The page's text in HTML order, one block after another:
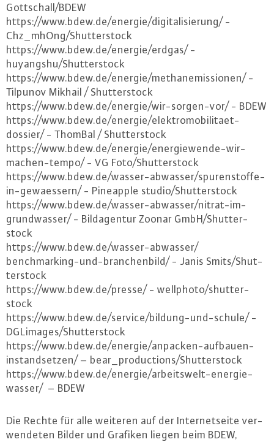
Gott­schall/BDEW
https://​www.​bdew.​de/​energie/​digitalisierung/ -
Chz_mhOng/Shut­ter­stock
https://​www.​bdew.​de/​energie/​erdgas/ -
huyangshu/Shut­ter­stock
https://​www.​bdew.​de/​energie/​methanemissionen/ -
Tilpunov Mikhail / Shut­ter­stock
https://​www.​bdew.​de/​energie/​wir-​sorgen-​vor/ - BDEW
https://​www.​bdew.​de/​energie/​elektromobilitaet-​
dossier/ - ThomBal / Shut­ter­stock
https://​www.​bdew.​de/​energie/​energiewende-​wir-​
machen-​tempo/ - VG Foto/Shut­ter­stock
https://​www.​bdew.​de/​wasser-​abwasser/​spurenstoffe-​
in-​gewaessern/ - Pineapple studio/Shut­ter­stock
https://​www.​bdew.​de/​wasser-​abwasser/​nitrat-​im-​
grundwasser/ - Bild­agen­tur Zoonar GmbH/Shut­ter­
stock
https://​www.​bdew.​de/​wasser-​abwasser/​
benchmarking-​und-​branchenbild/ - Janis Smits/Shut­
ter­stock
https://​www.​bdew.​de/​presse/ - wellphoto/shut­ter­
stock
https://​www.​bdew.​de/​service/​bildung-​und-​schule/ -
DGLimages/Shut­ter­stock
https://​www.​bdew.​de/​energie/​anpacken-​aufbauen-​
instandsetzen/ – be­ar_­pro­duc­tions/Shut­ter­stock
https://​www.​bdew.​de/​energie/​arbeitswelt-​energie-​
wasser/ – BDEW
Die Rechte für alle weiteren auf der In­ter­net­sei­te ver­
wen­de­ten Bilder und Grafiken liegen beim BDEW,